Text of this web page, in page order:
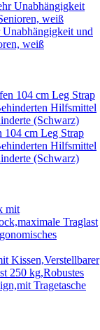
und
weiß
104 cm Leg Strap
Hilfsmittel
(Schwarz)
Kissen,Verstellbarer
250 kg,Robustes
Tragetasche